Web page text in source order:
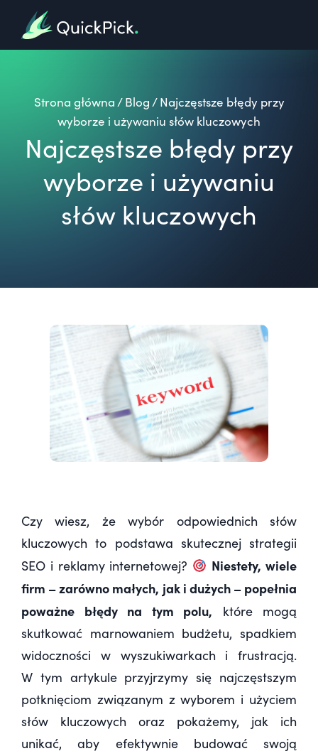
Strona główna/Blog/Najczęstsze błędy przy
wyborze i używaniu słów kluczowych
Najczęstsze błędy przy
wyborze i używaniu
słów kluczowych
Czy wiesz, że wybór odpowiednich słów
kluczowych to podstawa skutecznej strategii
SEO i reklamy internetowej?
Niestety, wiele
firm – zarówno małych, jak i dużych – popełnia
poważne błędy na tym polu, które mogą
skutkować marnowaniem budżetu, spadkiem
widoczności w wyszukiwarkach i frustracją.
W tym artykule przyjrzymy się najczęstszym
potknięciom związanym z wyborem i użyciem
słów kluczowych oraz pokażemy, jak ich
unikać, aby efektywnie budować swoją